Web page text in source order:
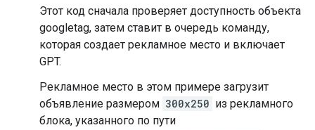
Этот код сначала проверяет доступность объекта
googletag, затем ставит в очередь команду,
которая создает рекламное место и включает
GPT.
Рекламное место в этом примере загрузит
объявление размером 300x250 из рекламного
блока, указанного по пути